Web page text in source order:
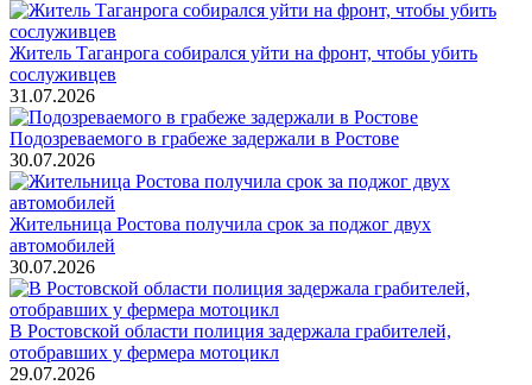
Житель Таганрога собирался уйти на фронт, чтобы убить
сослуживцев
31.07.2026
Подозреваемого в грабеже задержали в Ростове
30.07.2026
Жительница Ростова получила срок за поджог двух
автомобилей
30.07.2026
В Ростовской области полиция задержала грабителей,
отобравших у фермера мотоцикл
29.07.2026